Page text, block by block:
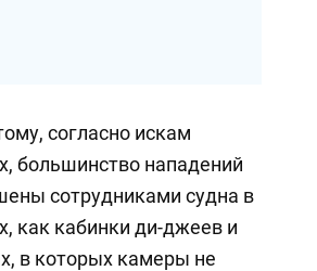
согласно искам
большинство нападений
сотрудниками судна в
как кабинки ди-джеев и
в которых камеры не